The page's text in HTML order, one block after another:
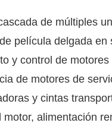
de múltiples
película delgada
y control de
de motores de
y cintas
alimentación